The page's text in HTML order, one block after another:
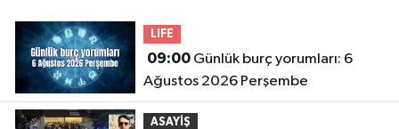
LIFE
09:00Günlük burç yorumları: 6
Ağustos 2026 Perşembe
ASAYİŞ